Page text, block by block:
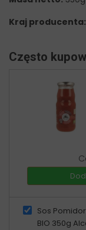
Kraj producenta:
Często
Sos
BIO 350g